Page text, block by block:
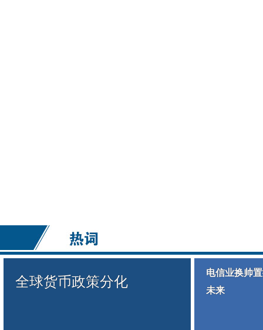
全球货币政策分化
电信业换帅
未来